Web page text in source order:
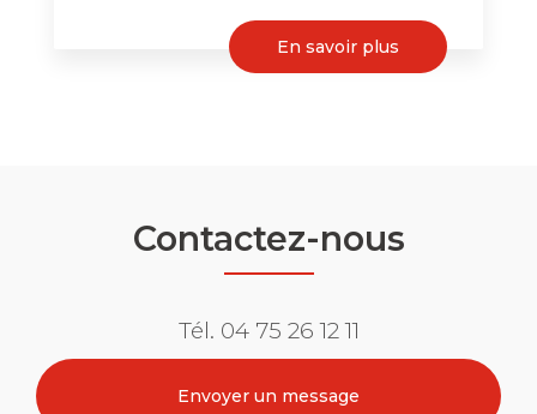
En savoir plus
Contactez-nous
Tél. 04 75 26 12 11
Envoyer un message